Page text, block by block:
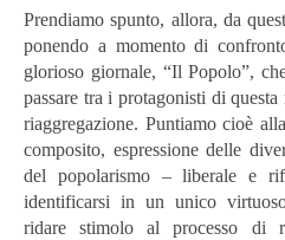
Prendiamo spunto, allora, da
ponendo a momento di
glorioso giornale, “Il Popolo”,
passare tra i protagonisti di
riaggregazione. Puntiamo cioè
composito, espressione delle
del popolarismo – liberale e
identificarsi in un unico
ridare stimolo al processo di